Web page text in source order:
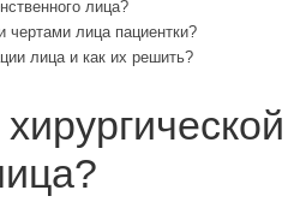
лица?
чертами лица пациентки?
лица и как их решить?